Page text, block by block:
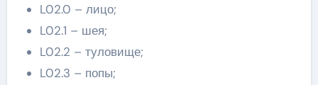
L02.0 – лицо;
L02.1 – шея;
L02.2 – туловище;
L02.3 – попы;